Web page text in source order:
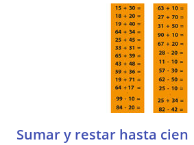
Sumar y restar hasta cien